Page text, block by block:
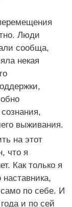
Люди
сообща,
некая
выживания.
на этот
что я
Как только я
наставника,
само по себе. И
и по сей